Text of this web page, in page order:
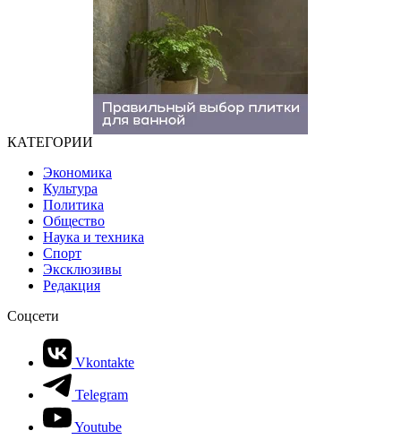
КАТЕГОРИИ
Экономика
Культура
Политика
Общество
Наука и техника
Спорт
Эксклюзивы
Редакция
Соцсети
Vkontakte
Telegram
Youtube